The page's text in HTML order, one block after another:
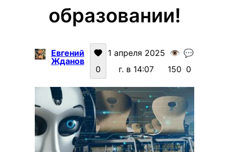
образовании!
Евгений
Жданов
0
1 апреля 2025
г. в 14:07
👁️
150
💬
0